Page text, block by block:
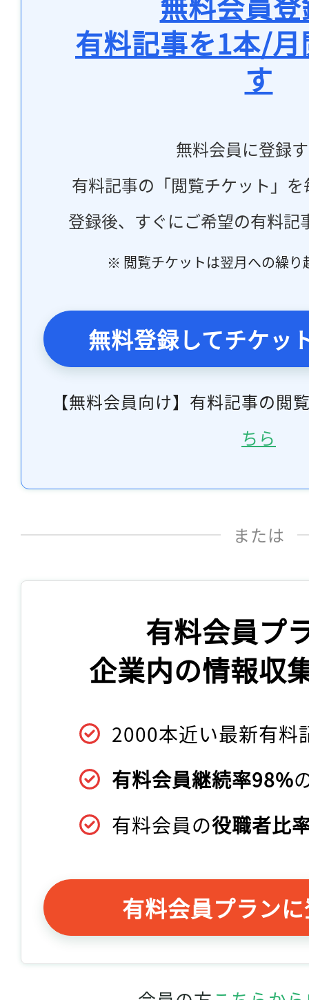
有料記事を1本/
す
無料会員に登録
有料記事の「閲覧チケット」
登録後、すぐにご希望の有料記
※ 閲覧チケットは翌月への繰り
無料登録してチケッ
【無料会員向け】有料記事の閲
ちら
または
有料会員プ
企業内の情報収
2000本近い最新有料
有料会員継続率98%
有料会員の役職者比
有料会員プラン